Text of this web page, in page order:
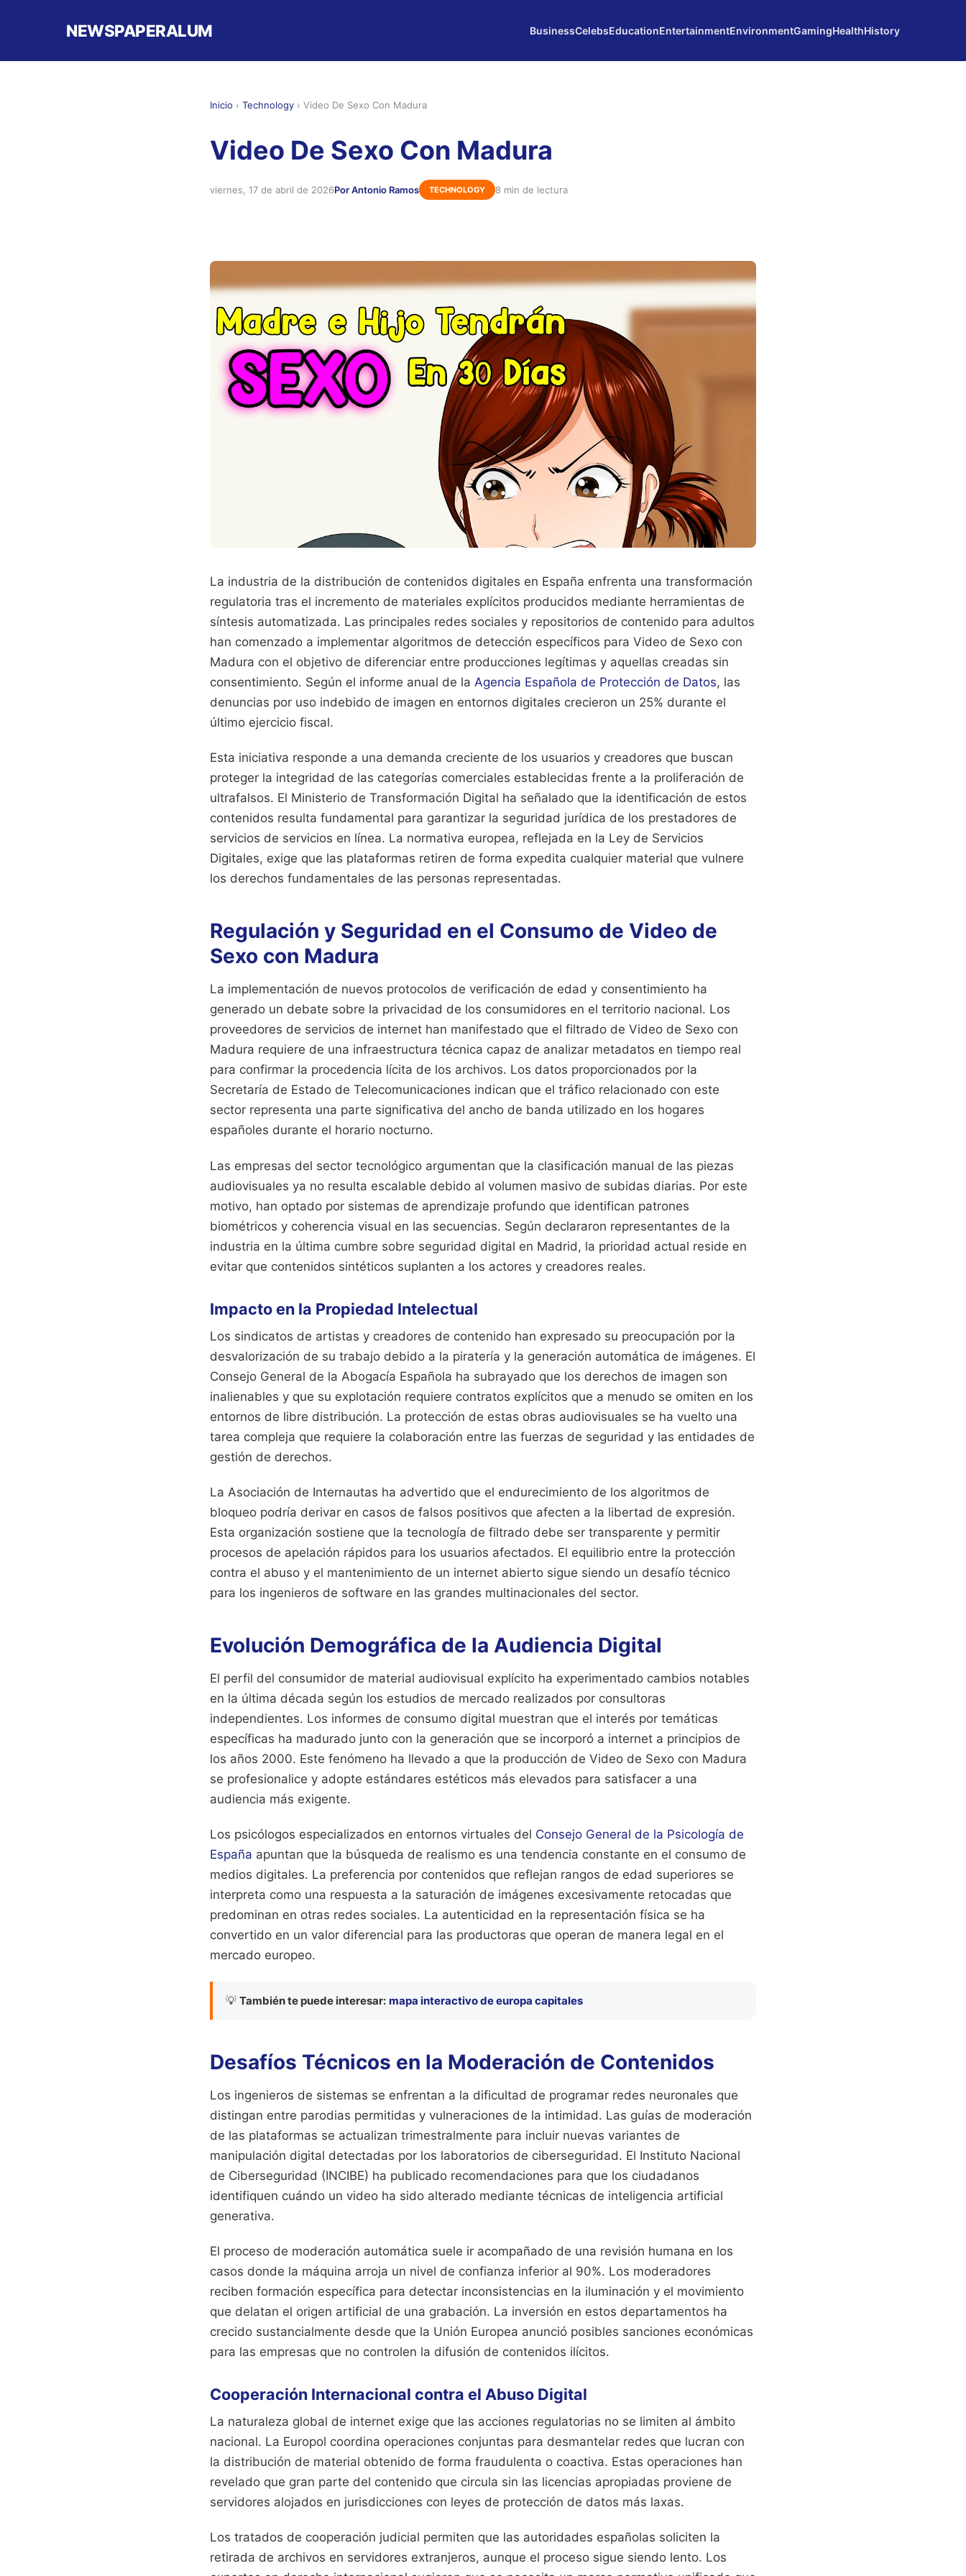
NEWSPAPERALUM BusinessCelebsEducationEntertainmentEnvironmentGamingHealthHistory
Inicio › Technology › Video De Sexo Con Madura
Video De Sexo Con Madura
viernes, 17 de abril de 2026Por Antonio Ramos TECHNOLOGY 8 min de lectura
La industria de la distribución de contenidos digitales en España enfrenta una transformación
regulatoria tras el incremento de materiales explícitos producidos mediante herramientas de
síntesis automatizada. Las principales redes sociales y repositorios de contenido para adultos
han comenzado a implementar algoritmos de detección específicos para Video de Sexo con
Madura con el objetivo de diferenciar entre producciones legítimas y aquellas creadas sin
consentimiento. Según el informe anual de la Agencia Española de Protección de Datos, las
denuncias por uso indebido de imagen en entornos digitales crecieron un 25% durante el
último ejercicio fiscal.
Esta iniciativa responde a una demanda creciente de los usuarios y creadores que buscan
proteger la integridad de las categorías comerciales establecidas frente a la proliferación de
ultrafalsos. El Ministerio de Transformación Digital ha señalado que la identificación de estos
contenidos resulta fundamental para garantizar la seguridad jurídica de los prestadores de
servicios de servicios en línea. La normativa europea, reflejada en la Ley de Servicios
Digitales, exige que las plataformas retiren de forma expedita cualquier material que vulnere
los derechos fundamentales de las personas representadas.
Regulación y Seguridad en el Consumo de Video de
Sexo con Madura
La implementación de nuevos protocolos de verificación de edad y consentimiento ha
generado un debate sobre la privacidad de los consumidores en el territorio nacional. Los
proveedores de servicios de internet han manifestado que el filtrado de Video de Sexo con
Madura requiere de una infraestructura técnica capaz de analizar metadatos en tiempo real
para confirmar la procedencia lícita de los archivos. Los datos proporcionados por la
Secretaría de Estado de Telecomunicaciones indican que el tráfico relacionado con este
sector representa una parte significativa del ancho de banda utilizado en los hogares
españoles durante el horario nocturno.
Las empresas del sector tecnológico argumentan que la clasificación manual de las piezas
audiovisuales ya no resulta escalable debido al volumen masivo de subidas diarias. Por este
motivo, han optado por sistemas de aprendizaje profundo que identifican patrones
biométricos y coherencia visual en las secuencias. Según declararon representantes de la
industria en la última cumbre sobre seguridad digital en Madrid, la prioridad actual reside en
evitar que contenidos sintéticos suplanten a los actores y creadores reales.
Impacto en la Propiedad Intelectual
Los sindicatos de artistas y creadores de contenido han expresado su preocupación por la
desvalorización de su trabajo debido a la piratería y la generación automática de imágenes. El
Consejo General de la Abogacía Española ha subrayado que los derechos de imagen son
inalienables y que su explotación requiere contratos explícitos que a menudo se omiten en los
entornos de libre distribución. La protección de estas obras audiovisuales se ha vuelto una
tarea compleja que requiere la colaboración entre las fuerzas de seguridad y las entidades de
gestión de derechos.
La Asociación de Internautas ha advertido que el endurecimiento de los algoritmos de
bloqueo podría derivar en casos de falsos positivos que afecten a la libertad de expresión.
Esta organización sostiene que la tecnología de filtrado debe ser transparente y permitir
procesos de apelación rápidos para los usuarios afectados. El equilibrio entre la protección
contra el abuso y el mantenimiento de un internet abierto sigue siendo un desafío técnico
para los ingenieros de software en las grandes multinacionales del sector.
Evolución Demográfica de la Audiencia Digital
El perfil del consumidor de material audiovisual explícito ha experimentado cambios notables
en la última década según los estudios de mercado realizados por consultoras
independientes. Los informes de consumo digital muestran que el interés por temáticas
específicas ha madurado junto con la generación que se incorporó a internet a principios de
los años 2000. Este fenómeno ha llevado a que la producción de Video de Sexo con Madura
se profesionalice y adopte estándares estéticos más elevados para satisfacer a una
audiencia más exigente.
Los psicólogos especializados en entornos virtuales del Consejo General de la Psicología de
España apuntan que la búsqueda de realismo es una tendencia constante en el consumo de
medios digitales. La preferencia por contenidos que reflejan rangos de edad superiores se
interpreta como una respuesta a la saturación de imágenes excesivamente retocadas que
predominan en otras redes sociales. La autenticidad en la representación física se ha
convertido en un valor diferencial para las productoras que operan de manera legal en el
mercado europeo.
💡 También te puede interesar: mapa interactivo de europa capitales
Desafíos Técnicos en la Moderación de Contenidos
Los ingenieros de sistemas se enfrentan a la dificultad de programar redes neuronales que
distingan entre parodias permitidas y vulneraciones de la intimidad. Las guías de moderación
de las plataformas se actualizan trimestralmente para incluir nuevas variantes de
manipulación digital detectadas por los laboratorios de ciberseguridad. El Instituto Nacional
de Ciberseguridad (INCIBE) ha publicado recomendaciones para que los ciudadanos
identifiquen cuándo un video ha sido alterado mediante técnicas de inteligencia artificial
generativa.
El proceso de moderación automática suele ir acompañado de una revisión humana en los
casos donde la máquina arroja un nivel de confianza inferior al 90%. Los moderadores
reciben formación específica para detectar inconsistencias en la iluminación y el movimiento
que delatan el origen artificial de una grabación. La inversión en estos departamentos ha
crecido sustancialmente desde que la Unión Europea anunció posibles sanciones económicas
para las empresas que no controlen la difusión de contenidos ilícitos.
Cooperación Internacional contra el Abuso Digital
La naturaleza global de internet exige que las acciones regulatorias no se limiten al ámbito
nacional. La Europol coordina operaciones conjuntas para desmantelar redes que lucran con
la distribución de material obtenido de forma fraudulenta o coactiva. Estas operaciones han
revelado que gran parte del contenido que circula sin las licencias apropiadas proviene de
servidores alojados en jurisdicciones con leyes de protección de datos más laxas.
Los tratados de cooperación judicial permiten que las autoridades españolas soliciten la
retirada de archivos en servidores extranjeros, aunque el proceso sigue siendo lento. Los